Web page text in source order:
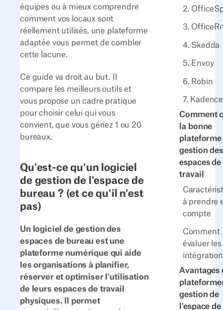
2.
3.
4. Skedda
5. Envoy
6. Robin
7. Kadence
Comment
la bonne
plateforme
gestion des
espaces de
travail
à prendre
compte
Comment
évaluer les
Avantages
gestion de
l'espace de
équipes ou à mieux comprendre
comment vos locaux sont
réellement utilisés, une plateforme
adaptée vous permet de combler
cette lacune.
Ce guide va droit au but. Il
compare les meilleurs outils et
vous propose un cadre pratique
pour choisir celui qui vous
convient, que vous gériez 1 ou 20
bureaux.
Qu'est-ce qu'un logiciel
de gestion de l'espace de
bureau ? (et ce qu'il n'est
pas)
Un logiciel de gestion des
espaces de bureau est une
plateforme numérique qui aide
les organisations à planifier,
réserver et optimiser l'utilisation
de leurs espaces de travail
physiques. Il permet